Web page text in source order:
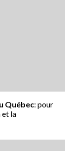
Québec: pour
et la